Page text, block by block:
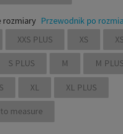
rozmiary Przewodnik po
XXS PLUS XS
S PLUS M M
XL XL PLUS
measure